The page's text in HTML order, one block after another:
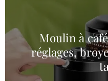
Moulin à
réglages,